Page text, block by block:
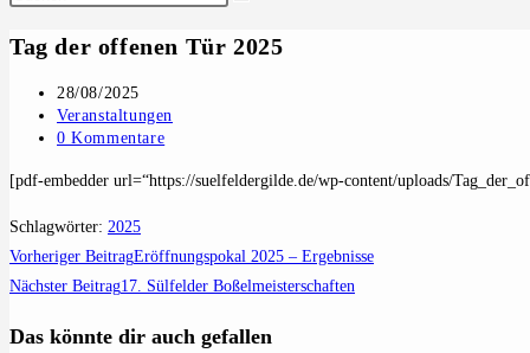
Tag der offenen Tür 2025
Beitrag
veröffentlicht:
28/08/2025
Beitrags-
Kategorie:
Veranstaltungen
Beitrags-
0 Kommentare
[pdf-embedder url=“https://suelfeldergilde.de/wp-content/uploads/
Schlagwörter: 2025
Weitere
Artikel
ansehen
Vorheriger BeitragEröffnungspokal 2025 – Ergebnisse
Nächster Beitrag17. Sülfelder Boßelmeisterschaften
Das könnte dir auch gefallen